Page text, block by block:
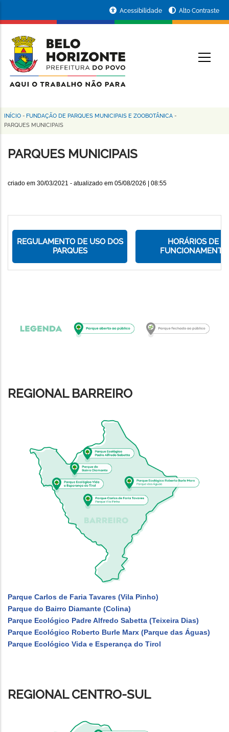
conteúdo
principal
da
Prefeitura
de
Horizonte
Acessibilidade Alto Contraste
Trilha
navegação
INÍCIO - FUNDAÇÃO DE PARQUES MUNICIPAIS E ZOOBOTÂNICA -
PARQUES MUNICIPAIS
PARQUES MUNICIPAIS
criado em 30/03/2021 - atualizado em 05/08/2026 | 08:55
REGULAMENTO DE USO DOS
PARQUES
HORÁRIOS DE
FUNCIONAMENTO
REGIONAL BARREIRO
Parque Carlos de Faria Tavares (Vila Pinho)
Parque do Bairro Diamante (Colina)
Parque Ecológico Padre Alfredo Sabetta (Teixeira Dias)
Parque Ecológico Roberto Burle Marx (Parque das Águas)
Parque Ecológico Vida e Esperança do Tirol
REGIONAL CENTRO-SUL